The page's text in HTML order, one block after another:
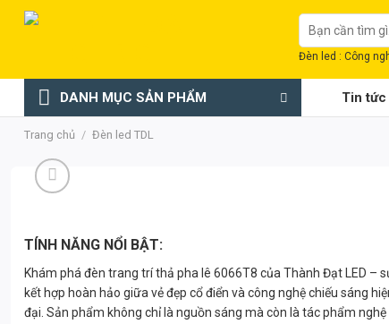
Chuyển
dung
Tìm
kiếm:
Đèn led : Công
DANH MỤC SẢN PHẨM Tin tức
Trang chủ / Đèn led TDL
TÍNH NĂNG NỔI BẬT:
Khám phá đèn trang trí thả pha lê 6066T8 của Thành Đạt LED –
kết hợp hoàn hảo giữa vẻ đẹp cổ điển và công nghệ chiếu sáng
đại. Sản phẩm không chỉ là nguồn sáng mà còn là tác phẩm nghệ